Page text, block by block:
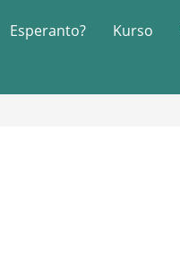
Esperanto? Kurso